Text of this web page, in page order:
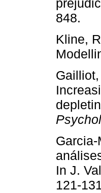
848.
Kline,
In J.
121-